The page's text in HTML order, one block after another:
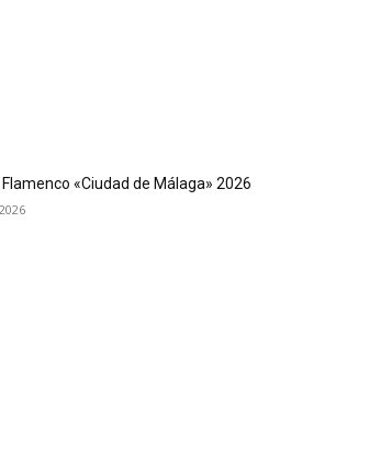
Flamenco «Ciudad de Málaga» 2026